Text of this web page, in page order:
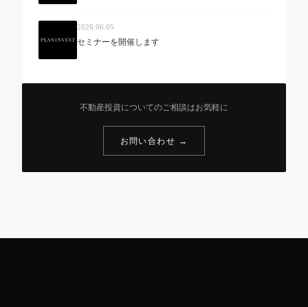
2026.06.05
セミナーを開催します
不動産投資についてのご相談はお気軽に
お問い合わせ →